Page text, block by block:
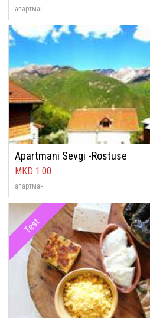
апартман
Apartmani Sevgi -Rostuse
1.00
апартман
Test